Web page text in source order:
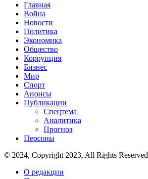
Главная
Война
Новости
Политика
Экономика
Общество
Коррупция
Бизнес
Мир
Спорт
Анонсы
Публикации
Спецтема
Аналитика
Прогноз
Персоны
© 2024, Copyright 2023, All Rights Reserved
О редакции